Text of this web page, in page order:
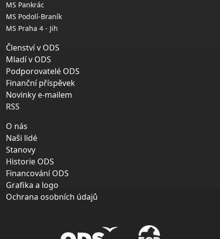
MS Pankrác
MS Podolí-Braník
MS Praha 4 - Jih
Členství v ODS
Mladí v ODS
Podporovatelé ODS
Finanční příspěvek
Novinky e-mailem
RSS
O nás
Naši lidé
Stanovy
Historie ODS
Financování ODS
Grafika a logo
Ochrana osobních údajů